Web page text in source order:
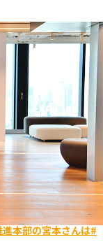
本部の宮本さんは#